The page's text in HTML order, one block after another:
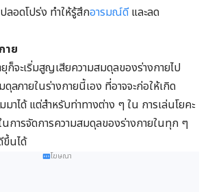
ลอดโปร่ง ทำให้รู้สึกอารมณ์ดีและลด
าย
ก็จะเริ่มสูญเสียความสมดุลของร่างกายไป
ดุลภายในร่างกายนี้เอง ที่อาจจะก่อให้เกิด
าได้ แต่สำหรับท่าทางต่าง ๆ ใน การเล่นโยคะ
การจัดการความสมดุลของร่างกายในทุก ๆ
ขึ้นได้
โฆษณา